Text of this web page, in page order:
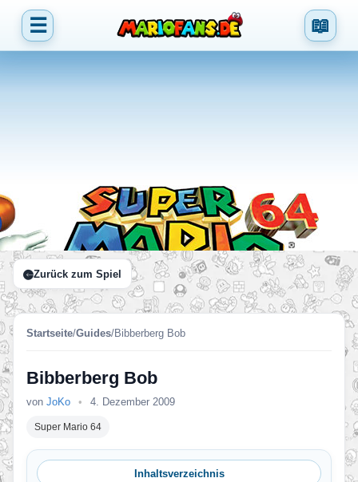
☰ 📖
Zurück zum Spiel
Startseite/Guides/Bibberberg Bob
Bibberberg Bob
von JoKo • 4. Dezember 2009
Super Mario 64
Inhaltsverzeichnis